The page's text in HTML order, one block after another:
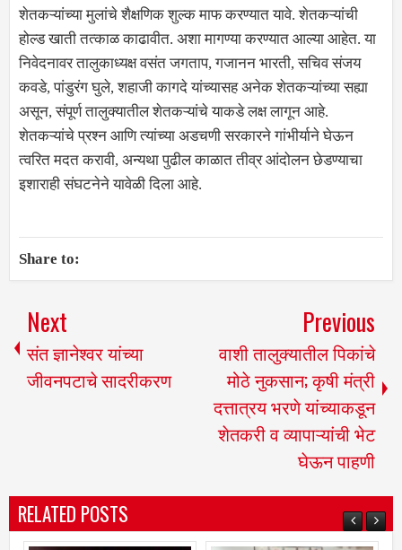
शेतकऱ्यांच्या मुलांचे शैक्षणिक शुल्क माफ करण्यात यावे. शेतकऱ्यांची
होल्ड खाती तत्काळ काढावीत. अशा मागण्या करण्यात आल्या आहेत. या
निवेदनावर तालुकाध्यक्ष वसंत जगताप, गजानन भारती, सचिव संजय
कवडे, पांडुरंग घुले, शहाजी कागदे यांच्यासह अनेक शेतकऱ्यांच्या सह्या
असून, संपूर्ण तालुक्यातील शेतकऱ्यांचे याकडे लक्ष लागून आहे.
शेतकऱ्यांचे प्रश्न आणि त्यांच्या अडचणी सरकारने गांभीर्याने घेऊन
त्वरित मदत करावी, अन्यथा पुढील काळात तीव्र आंदोलन छेडण्याचा
इशाराही संघटनेने यावेळी दिला आहे.
Share to:
Next
संत ज्ञानेश्वर यांच्या
जीवनपटाचे सादरीकरण
Previous
वाशी तालुक्यातील पिकांचे
मोठे नुकसान; कृषी मंत्री
दत्तात्रय भरणे यांच्याकडून
शेतकरी व व्यापाऱ्यांची भेट
घेऊन पाहणी
RELATED POSTS